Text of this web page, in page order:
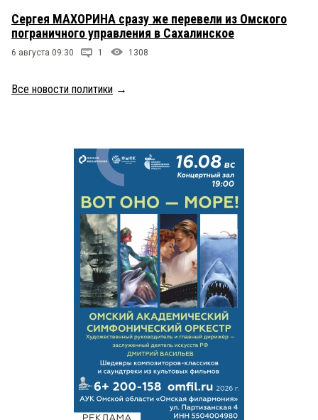
Сергея МАХОРИНА сразу же перевели из Омского
пограничного управления в Сахалинское
6 августа 09:30 1 1308
Все новости политики →